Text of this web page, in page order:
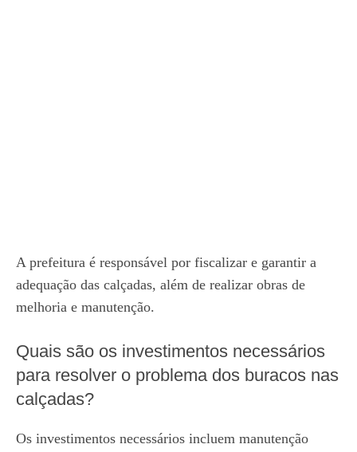
A prefeitura é responsável por fiscalizar e garantir a
adequação das calçadas, além de realizar obras de
melhoria e manutenção.
Quais são os investimentos necessários
para resolver o problema dos buracos nas
calçadas?
Os investimentos necessários incluem manutenção